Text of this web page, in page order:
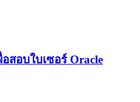
สอบใบเซอร์ Oracle